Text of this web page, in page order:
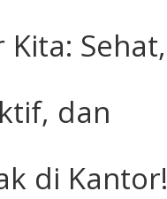
Kita: Sehat,
dan
di Kantor!